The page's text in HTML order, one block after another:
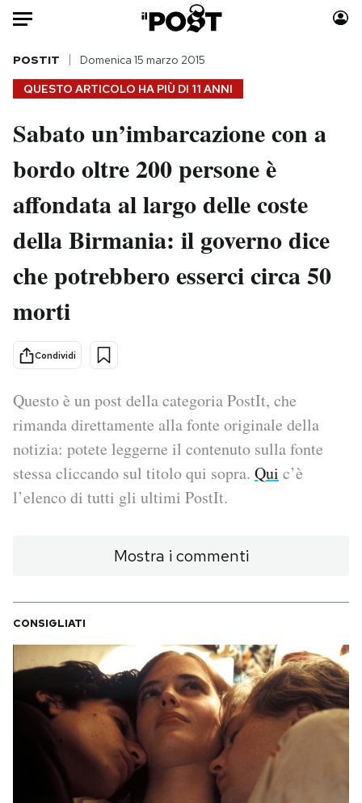
Auto
HOME
Italia
Politica
Tecnologia
Scienza
Cultura
Sport
Moda
Consumismi
Storie/Idee
Media
Europa
PODCAST
NEWSLETTER
I MIEI PREFERITI
CALENDARIO
AREA PERSONALE
Area Personale
Newsletter
Notifiche mobile
Regala il Post
Hai bisogno di aiuto?
QUESTO ARTICOLO HA PIÙ DI 11 ANNI
POSTIT Domenica 15 marzo 2015
Sabato un’imbarcazione con a
bordo oltre 200 persone è
affondata al largo delle coste
della Birmania: il governo dice
che potrebbero esserci circa 50
morti
Condividi
Questo è un post della categoria PostIt, che
rimanda direttamente alla fonte originale della
notizia: potete leggerne il contenuto sulla fonte
stessa cliccando sul titolo qui sopra. Qui c’è
l’elenco di tutti gli ultimi PostIt.
Mostra i commenti
CONSIGLIATI